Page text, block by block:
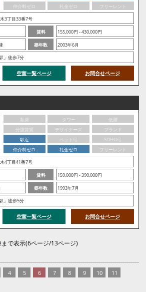
仲介料ゼロ
礼金ゼロ
フリーレント
3丁目33番7号
賃料
155,000円 - 430,000円
築年数
2003年6月
」徒歩7分
空室一覧ページ お問合せページ
新築 タワー
低層
分譲賃貸
デザイナーズ
ブランド
駅近
ペット可
SOHO可
仲介料ゼロ
礼金ゼロ
フリーレント
4丁目41番7号
賃料
159,000円 - 390,000円
築年数
1993年7月
」徒歩5分
空室一覧ページ お問合せページ
まで表示(6ページ/13ページ)
4 5 6 7 8 9 10
11